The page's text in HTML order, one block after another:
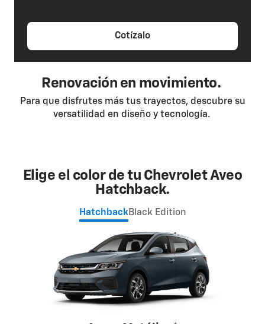
Cotízalo
Renovación en movimiento.
Para que disfrutes más tus trayectos, descubre su
versatilidad en diseño y tecnología.
Elige el color de tu Chevrolet Aveo
Hatchback.
HatchbackBlack Edition